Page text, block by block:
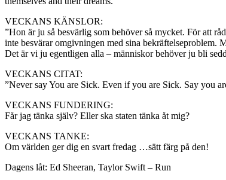
VECKANS KÄNSLOR:
”Hon är ju så besvärlig som behöver så mycket. För att
inte besvärar omgivningen med sina bekräftelseproblem.
Det är vi ju egentligen alla – människor behöver ju bli
VECKANS CITAT:
”Never say You are Sick. Even if you are Sick. Say you
VECKANS FUNDERING:
Får jag tänka själv? Eller ska staten tänka åt mig?
VECKANS TANKE:
Om världen ger dig en svart fredag …sätt färg på den!
Dagens låt: Ed Sheeran, Taylor Swift – Run